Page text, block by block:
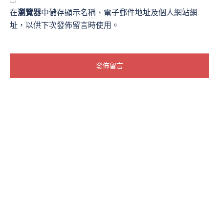
在瀏覽器中儲存顯示名稱、電子郵件地址及個人網站網
址，以供下次發佈留言時使用。